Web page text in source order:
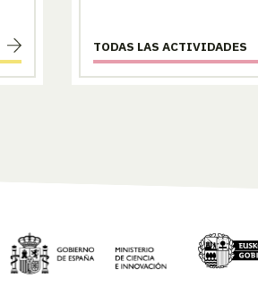
TODAS LAS ACTIVIDADES